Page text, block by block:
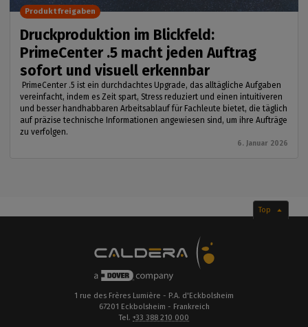
Druckproduktion im Blickfeld:
PrimeCenter .5 macht jeden Auftrag
sofort und visuell erkennbar
PrimeCenter .5 ist ein durchdachtes Upgrade, das alltägliche Aufgaben
vereinfacht, indem es Zeit spart, Stress reduziert und einen intuitiveren
und besser handhabbaren Arbeitsablauf für Fachleute bietet, die täglich
auf präzise technische Informationen angewiesen sind, um ihre Aufträge
zu verfolgen.
6. Januar 2026
Produktfreigaben
Top
1 rue des Frères Lumière - P.A. d'Eckbolsheim
67201 Eckbolsheim - Frankreich
Tel. +33 388 210 000